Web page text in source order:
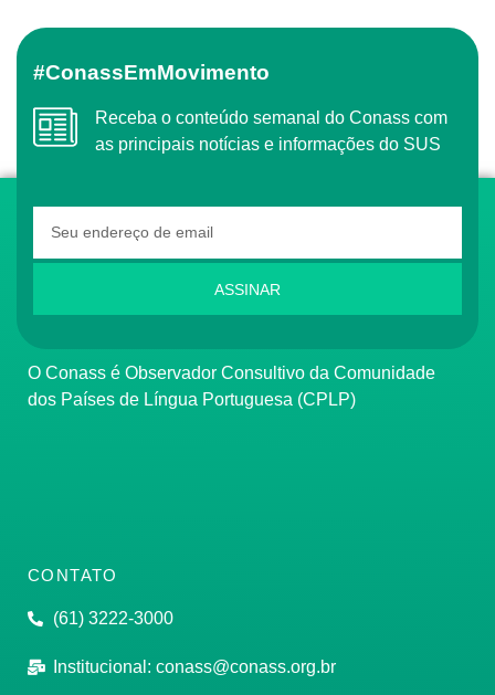
#ConassEmMovimento
Receba o conteúdo semanal do Conass com
as principais notícias e informações do SUS
ASSINAR
O Conass é Observador Consultivo da Comunidade
dos Países de Língua Portuguesa (CPLP)
CONTATO
(61) 3222-3000
Institucional: conass@conass.org.br